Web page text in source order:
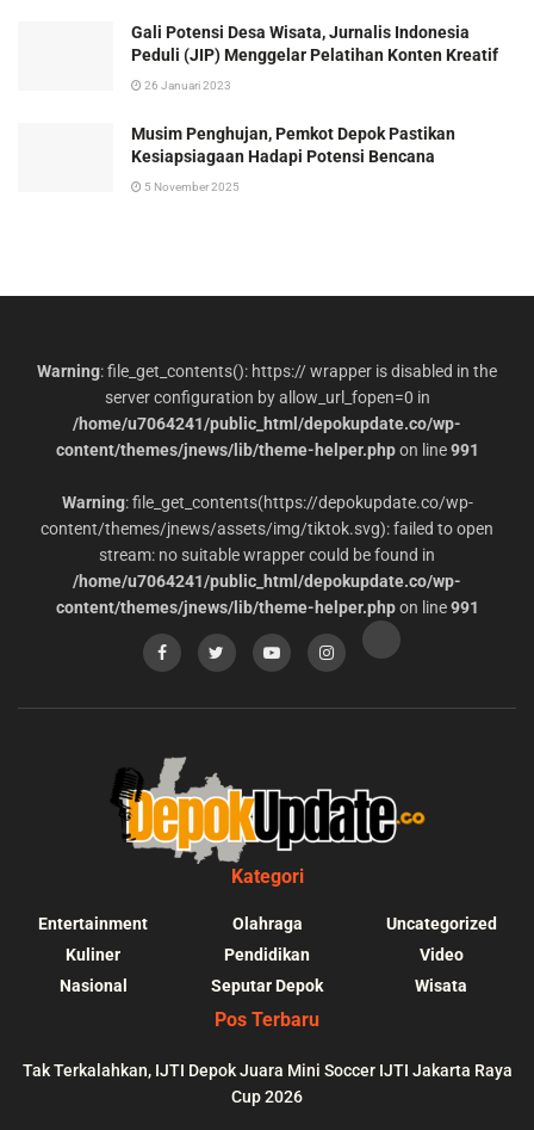
Gali Potensi Desa Wisata, Jurnalis Indonesia
Peduli (JIP) Menggelar Pelatihan Konten Kreatif
26 Januari 2023
Musim Penghujan, Pemkot Depok Pastikan
Kesiapsiagaan Hadapi Potensi Bencana
5 November 2025
Warning: file_get_contents(): https:// wrapper is disabled in the
server configuration by allow_url_fopen=0 in
/home/u7064241/public_html/depokupdate.co/wp-
content/themes/jnews/lib/theme-helper.phpon line991
Warning: file_get_contents(https://depokupdate.co/wp-
content/themes/jnews/assets/img/tiktok.svg): failed to open
stream: no suitable wrapper could be found in
/home/u7064241/public_html/depokupdate.co/wp-
content/themes/jnews/lib/theme-helper.phpon line991
Kategori
Entertainment
Kuliner
Nasional
Olahraga
Pendidikan
Seputar Depok
Uncategorized
Video
Wisata
Pos Terbaru
Tak Terkalahkan, IJTI Depok Juara Mini Soccer IJTI Jakarta Raya
Cup 2026